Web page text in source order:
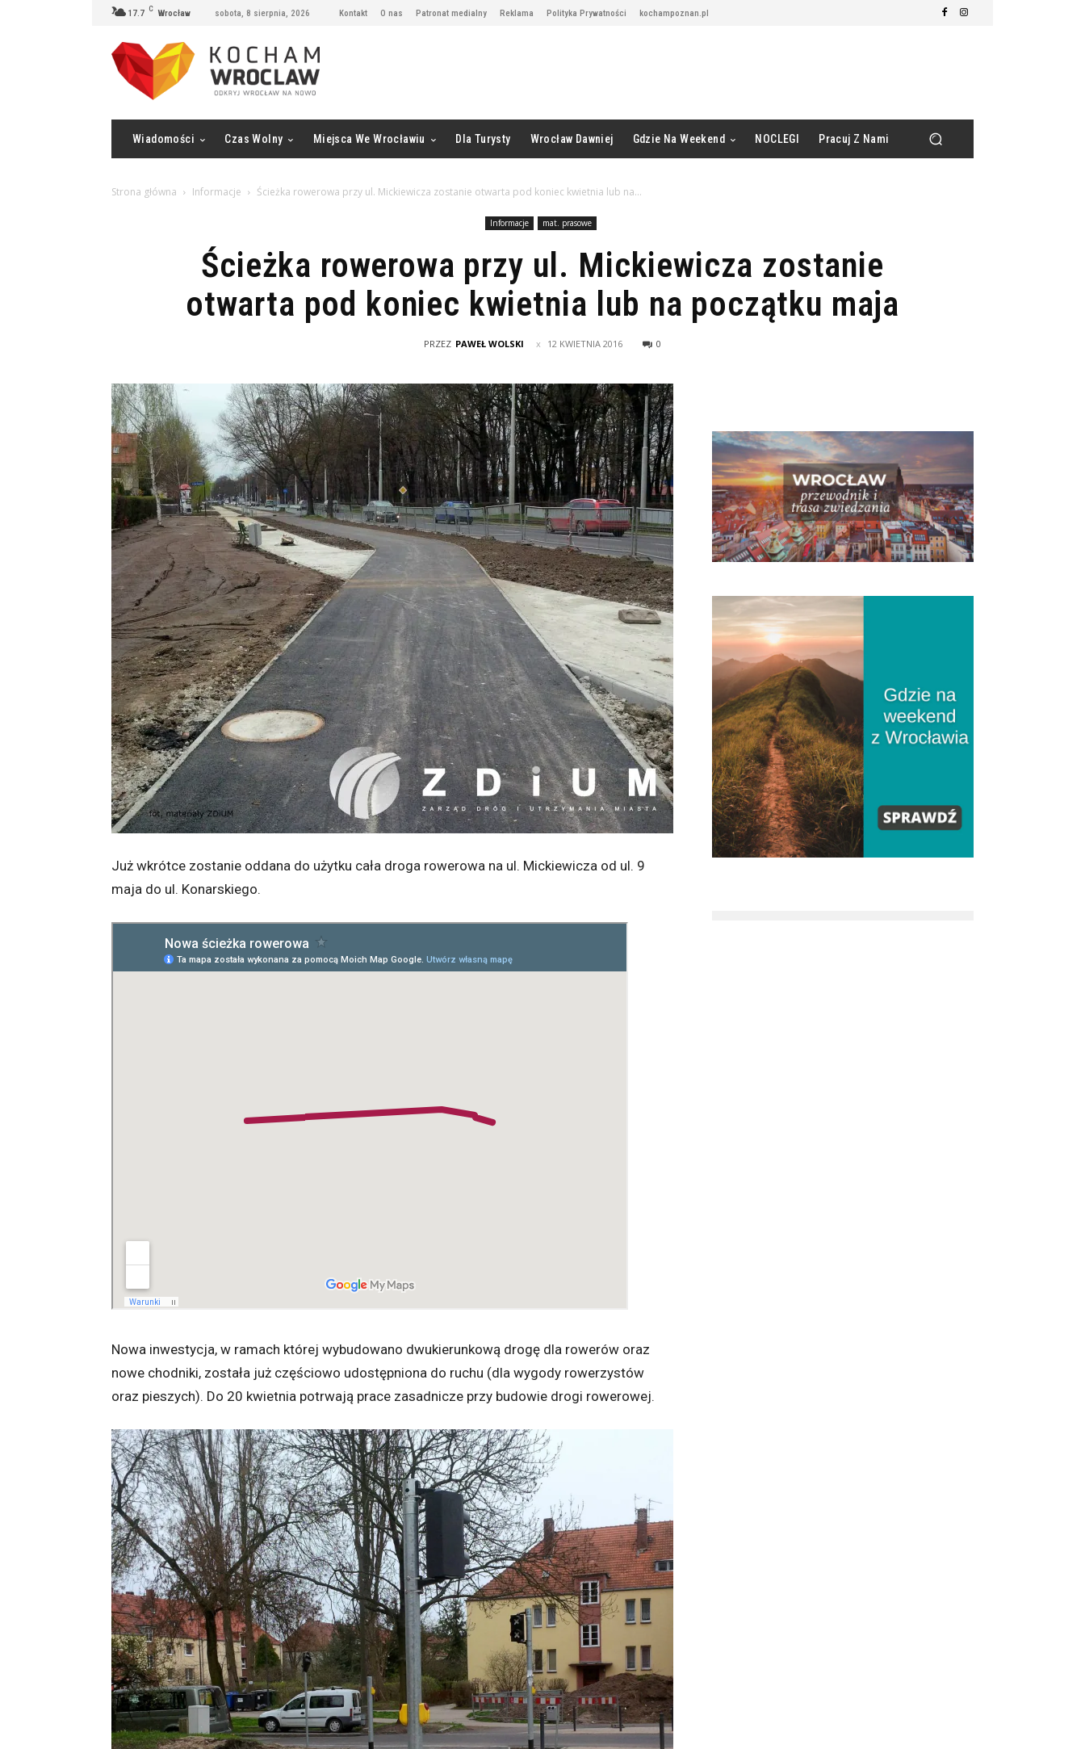
17.7 C Wrocław sobota, 8 sierpnia, 2026 Kontakt O nas Patronat medialny Reklama Polityka Prywatności kochampoznan.pl
Wiadomości Czas Wolny Miejsca We Wrocławiu Dla Turysty Wrocław Dawniej Gdzie Na Weekend NOCLEGI Pracuj Z Nami
Strona główna Informacje Ścieżka rowerowa przy ul. Mickiewicza zostanie otwarta pod koniec kwietnia lub na...
Informacje mat. prasowe
Ścieżka rowerowa przy ul. Mickiewicza zostanie
otwarta pod koniec kwietnia lub na początku maja
PRZEZ PAWEŁ WOLSKI 12 KWIETNIA 2016 0
Już wkrótce zostanie oddana do użytku cała droga rowerowa na ul. Mickiewicza od ul. 9
maja do ul. Konarskiego.
Nowa inwestycja, w ramach której wybudowano dwukierunkową drogę dla rowerów oraz
nowe chodniki, została już częściowo udostępniona do ruchu (dla wygody rowerzystów
oraz pieszych). Do 20 kwietnia potrwają prace zasadnicze przy budowie drogi rowerowej.